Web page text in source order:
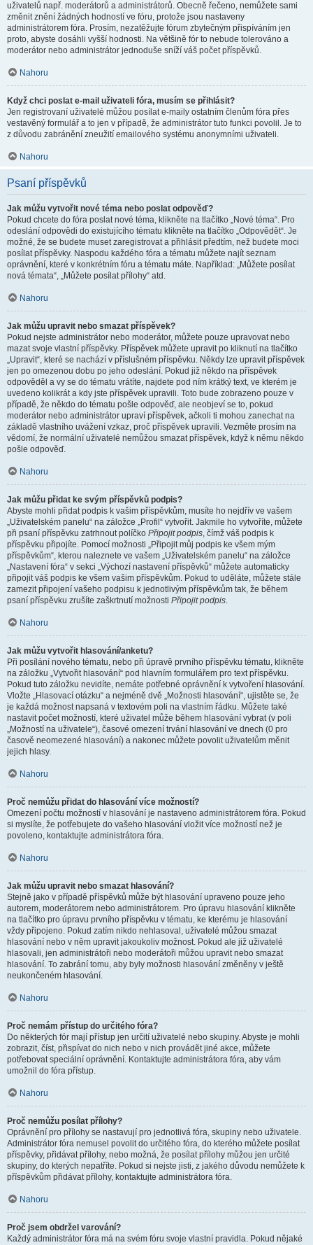
uživatelů např. moderátorů a administrátorů. Obecně řečeno, nemůžete sami
změnit znění žádných hodností ve fóru, protože jsou nastaveny
administrátorem fóra. Prosím, nezatěžujte fórum zbytečným přispíváním jen
proto, abyste dosáhli vyšší hodnosti. Na většině fór to nebude tolerováno a
moderátor nebo administrátor jednoduše sníží váš počet příspěvků.
Nahoru
Když chci poslat e-mail uživateli fóra, musím se přihlásit?
Jen registrovaní uživatelé můžou posílat e-maily ostatním členům fóra přes
vestavěný formulář a to jen v případě, že administrátor tuto funkci povolil. Je to
z důvodu zabránění zneužití emailového systému anonymními uživateli.
Nahoru
Psaní příspěvků
Jak můžu vytvořit nové téma nebo poslat odpověď?
Pokud chcete do fóra poslat nové téma, klikněte na tlačítko „Nové téma“. Pro
odeslání odpovědi do existujícího tématu klikněte na tlačítko „Odpovědět“. Je
možné, že se budete muset zaregistrovat a přihlásit předtím, než budete moci
posílat příspěvky. Naspodu každého fóra a tématu můžete najít seznam
oprávnění, které v konkrétním fóru a tématu máte. Například: „Můžete posílat
nová témata“, „Můžete posílat přílohy“ atd.
Nahoru
Jak můžu upravit nebo smazat příspěvek?
Pokud nejste administrátor nebo moderátor, můžete pouze upravovat nebo
mazat svoje vlastní příspěvky. Příspěvek můžete upravit po kliknutí na tlačítko
„Upravit“, které se nachází v příslušném příspěvku. Někdy lze upravit příspěvek
jen po omezenou dobu po jeho odeslání. Pokud již někdo na příspěvek
odpověděl a vy se do tématu vrátíte, najdete pod ním krátký text, ve kterém je
uvedeno kolikrát a kdy jste příspěvek upravili. Toto bude zobrazeno pouze v
případě, že někdo do tématu pošle odpověď, ale neobjeví se to, pokud
moderátor nebo administrátor upraví příspěvek, ačkoli ti mohou zanechat na
základě vlastního uvážení vzkaz, proč příspěvek upravili. Vezměte prosím na
vědomí, že normální uživatelé nemůžou smazat příspěvek, když k němu někdo
pošle odpověď.
Nahoru
Jak můžu přidat ke svým příspěvků podpis?
Abyste mohli přidat podpis k vašim příspěvkům, musíte ho nejdřív ve vašem
„Uživatelském panelu“ na záložce „Profil“ vytvořit. Jakmile ho vytvoříte, můžete
při psaní příspěvku zatrhnout políčko Připojit podpis, čímž váš podpis k
příspěvku připojíte. Pomocí možnosti „Připojit můj podpis ke všem mým
příspěvkům“, kterou naleznete ve vašem „Uživatelském panelu“ na záložce
„Nastavení fóra“ v sekci „Výchozí nastavení příspěvků“ můžete automaticky
připojit váš podpis ke všem vašim příspěvkům. Pokud to uděláte, můžete stále
zamezit připojení vašeho podpisu k jednotlivým příspěvkům tak, že během
psaní příspěvku zrušíte zaškrtnutí možnosti Připojit podpis.
Nahoru
Jak můžu vytvořit hlasování/anketu?
Při posílání nového tématu, nebo při úpravě prvního příspěvku tématu, klikněte
na záložku „Vytvořit hlasování“ pod hlavním formulářem pro text příspěvku.
Pokud tuto záložku nevidíte, nemáte potřebné oprávnění k vytvoření hlasování.
Vložte „Hlasovací otázku“ a nejméně dvě „Možnosti hlasování“, ujistěte se, že
je každá možnost napsaná v textovém poli na vlastním řádku. Můžete také
nastavit počet možností, které uživatel může během hlasování vybrat (v poli
„Možností na uživatele“), časové omezení trvání hlasování ve dnech (0 pro
časově neomezené hlasování) a nakonec můžete povolit uživatelům měnit
jejich hlasy.
Nahoru
Proč nemůžu přidat do hlasování více možností?
Omezení počtu možností v hlasování je nastaveno administrátorem fóra. Pokud
si myslíte, že potřebujete do vašeho hlasování vložit více možností než je
povoleno, kontaktujte administrátora fóra.
Nahoru
Jak můžu upravit nebo smazat hlasování?
Stejně jako v případě příspěvků může být hlasování upraveno pouze jeho
autorem, moderátorem nebo administrátorem. Pro úpravu hlasování klikněte
na tlačítko pro úpravu prvního příspěvku v tématu, ke kterému je hlasování
vždy připojeno. Pokud zatím nikdo nehlasoval, uživatelé můžou smazat
hlasování nebo v něm upravit jakoukoliv možnost. Pokud ale již uživatelé
hlasovali, jen administrátoři nebo moderátoři můžou upravit nebo smazat
hlasování. To zabrání tomu, aby byly možnosti hlasování změněny v ještě
neukončeném hlasování.
Nahoru
Proč nemám přístup do určitého fóra?
Do některých fór mají přístup jen určití uživatelé nebo skupiny. Abyste je mohli
zobrazit, číst, přispívat do nich nebo v nich provádět jiné akce, můžete
potřebovat speciální oprávnění. Kontaktujte administrátora fóra, aby vám
umožnil do fóra přístup.
Nahoru
Proč nemůžu posílat přílohy?
Oprávnění pro přílohy se nastavují pro jednotlivá fóra, skupiny nebo uživatele.
Administrátor fóra nemusel povolit do určitého fóra, do kterého můžete posílat
příspěvky, přidávat přílohy, nebo možná, že posílat přílohy můžou jen určité
skupiny, do kterých nepatříte. Pokud si nejste jisti, z jakého důvodu nemůžete k
příspěvkům přidávat přílohy, kontaktujte administrátora fóra.
Nahoru
Proč jsem obdržel varování?
Každý administrátor fóra má na svém fóru svoje vlastní pravidla. Pokud nějaké